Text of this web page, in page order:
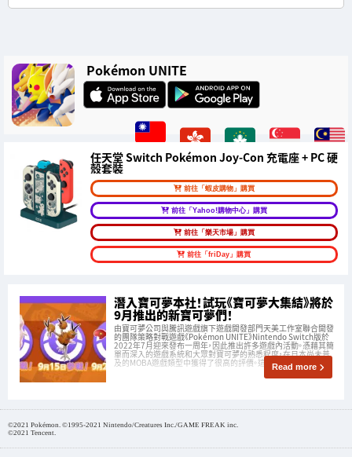
Pokémon UNITE
任天堂 Switch Pokémon Joy-Con 充電座 + PC 硬
殼套裝
前往「蝦皮購物」購買
前往「Yahoo!購物中心」購買
前往「樂天市場」購買
前往「friDay」購買
潛入寶可夢本社！試玩《寶可夢大集結》將於
9月推出的新寶可夢們！
由寶可夢公司與騰訊遊戲旗下遊戲開發部門天美工作室聯合開發
的團隊策略對戰遊戲《Pokémon UNITE》Nintendo Switch版於
2022年7月迎來發布一周年，因此推出許多遊戲內活動。憑藉其簡
單而深入的遊戲系統和大眾對寶可夢的熟悉程度，在日本尚未普
及的MOBA遊戲類型中獲得了很高的評價。這次，Saiga NAK
Read more
©2021 Pokémon. ©1995-2021 Nintendo/Creatures Inc./GAME FREAK inc.
©2021 Tencent.